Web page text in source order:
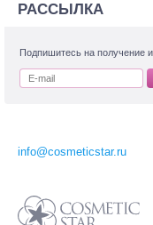
РАССЫЛКА
Подпишитесь на получение
info@cosmeticstar.ru